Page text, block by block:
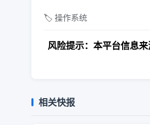
🏷️ 操作系统
风险提示：本平台信息
相关快报